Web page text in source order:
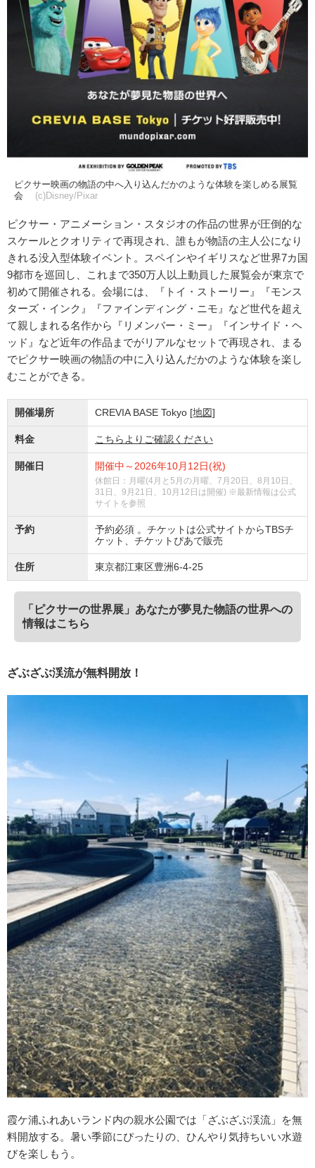
ピクサー映画の物語の中へ入り込んだかのような体験を楽しめる展覧
会
(c)Disney/Pixar
ピクサー・アニメーション・スタジオの作品の世界が圧倒的な
スケールとクオリティで再現され、誰もが物語の主人公になり
きれる没入型体験イベント。スペインやイギリスなど世界7カ国
9都市を巡回し、これまで350万人以上動員した展覧会が東京で
初めて開催される。会場には、『トイ・ストーリー』『モンス
ターズ・インク』『ファインディング・ニモ』など世代を超え
て親しまれる名作から『リメンバー・ミー』『インサイド・ヘ
ッド』など近年の作品までがリアルなセットで再現され、まる
でピクサー映画の物語の中に入り込んだかのような体験を楽し
むことができる。
開催場所 CREVIA BASE Tokyo [地図]
料金 こちらよりご確認ください
開催日 開催中～2026年10月12日(祝)
休館日：月曜(4月と5月の月曜、7月20日、8月10日、
31日、9月21日、10月12日は開催) ※最新情報は公式
サイトを参照
予約
予約必須 。チケットは公式サイトからTBSチ
ケット、チケットぴあで販売
住所 東京都江東区豊洲6-4-25
「ピクサーの世界展」あなたが夢見た物語の世界への
情報はこちら
ざぶざぶ渓流が無料開放！
霞ケ浦ふれあいランド内の親水公園では「ざぶざぶ渓流」を無
料開放する。暑い季節にぴったりの、ひんやり気持ちいい水遊
びを楽しもう。